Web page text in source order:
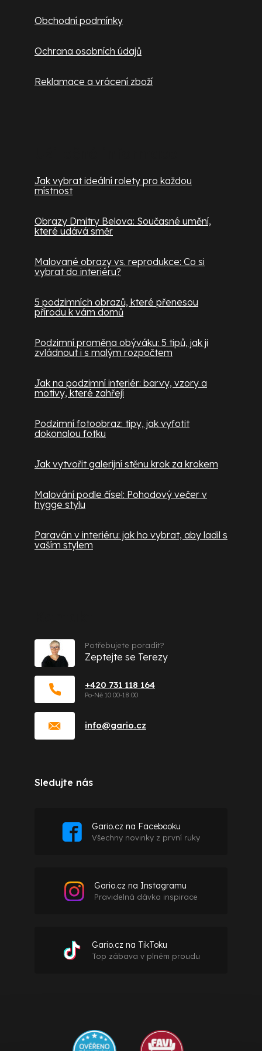
Obchodní podmínky
Ochrana osobních údajů
Reklamace a vrácení zboží
Jak vybrat ideální rolety pro každou
místnost
Obrazy Dmitry Belova: Současné umění,
které udává směr
Malované obrazy vs. reprodukce: Co si
vybrat do interiéru?
5 podzimních obrazů, které přenesou
přírodu k vám domů
Podzimní proměna obýváku: 5 tipů, jak ji
zvládnout i s malým rozpočtem
Jak na podzimní interiér: barvy, vzory a
motivy, které zahřejí
Podzimní fotoobraz: tipy, jak vyfotit
dokonalou fotku
Jak vytvořit galerijní stěnu krok za krokem
Malování podle čísel: Pohodový večer v
hygge stylu
Paraván v interiéru: jak ho vybrat, aby ladil s
vaším stylem
info@gario.cz
+420 731 118 164
Potřebujete poradit?
Zeptejte se Terezy
Sledujte nás
Gario.cz na Facebooku
Všechny novinky z první ruky
Gario.cz na Instagramu
Pravidelná dávka inspirace
Gario.cz na TikToku
Top zábava v plném proudu